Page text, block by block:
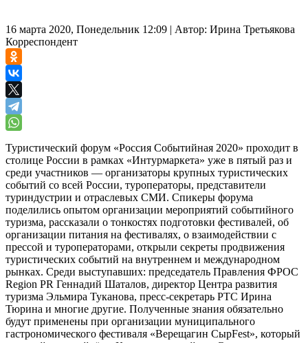
16 марта 2020, Понедельник 12:09 | Автор: Ирина Третьякова
Корреспондент
Туристический форум «Россия Событийная 2020» проходит в
столице России в рамках «Интурмаркета» уже в пятый раз и
среди участников — организаторы крупных туристических
событий со всей России, туроператоры, представители
туриндустрии и отраслевых СМИ. Спикеры форума
поделились опытом организации мероприятий событийного
туризма, рассказали о тонкостях подготовки фестивалей, об
организации питания на фестивалях, о взаимодействии с
прессой и туроператорами, открыли секреты продвижения
туристических событий на внутреннем и международном
рынках. Среди выступавших: председатель Правления ФРОС
Region PR Геннадий Шаталов, директор Центра развития
туризма Эльмира Туканова, пресс-секретарь РТС Ирина
Тюрина и многие другие. Полученные знания обязательно
будут применены при организации муниципального
гастрономического фестиваля «Верещагин СырFest», который